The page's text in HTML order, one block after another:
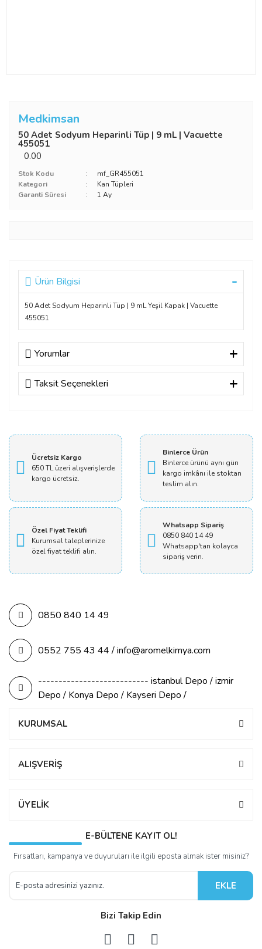
Medkimsan
50 Adet Sodyum Heparinli Tüp | 9 mL | Vacuette
455051
0.00
Stok Kodu
mf_GR455051
Kategori
Kan Tüpleri
Garanti Süresi
1 Ay
Ürün Bilgisi
50 Adet Sodyum Heparinli Tüp | 9 mL Yeşil Kapak | Vacuette
455051
Yorumlar
Bu ürüne ilk yorumu siz yapın!
Taksit Seçenekleri
Ücretsiz Kargo
650 TL üzeri alışverişlerde
kargo ücretsiz.
Binlerce Ürün
Binlerce ürünü aynı gün
kargo imkânı ile stoktan
teslim alın.
Özel Fiyat Teklifi
Kurumsal taleplerinize
özel fiyat teklifi alın.
Whatsapp Sipariş
0850 840 14 49
Whatsapp'tan kolayca
sipariş verin.
0850 840 14 49
0552 755 43 44 / info@aromelkimya.com
--------------------------- istanbul Depo / izmir
Depo / Konya Depo / Kayseri Depo /
KURUMSAL
ALIŞVERİŞ
ÜYELİK
E-BÜLTENE KAYIT OL!
Fırsatları, kampanya ve duyuruları ile ilgili eposta almak ister misiniz?
EKLE
Bizi Takip Edin